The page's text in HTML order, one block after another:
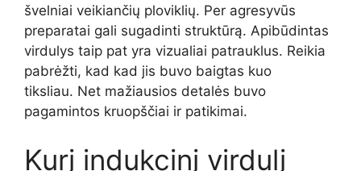
švelniai veikiančių ploviklių. Per agresyvūs
preparatai gali sugadinti struktūrą. Apibūdintas
virdulys taip pat yra vizualiai patrauklus. Reikia
pabrėžti, kad kad jis buvo baigtas kuo
tiksliau. Net mažiausios detalės buvo
pagamintos kruopščiai ir patikimai.
Kurį indukcinį virdulį